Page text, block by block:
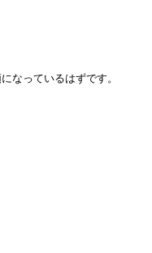
なっているはずです。